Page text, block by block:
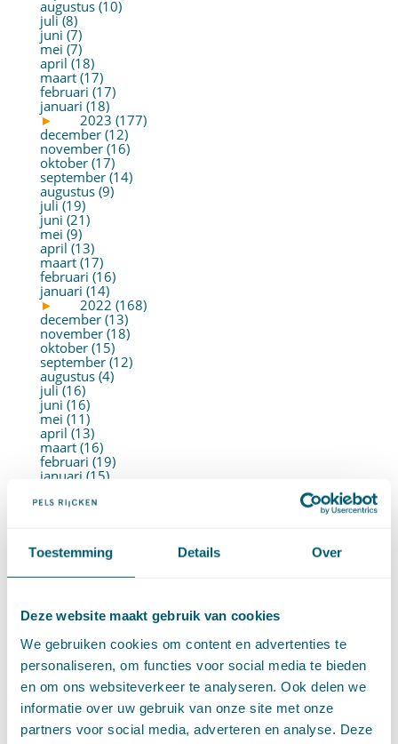
Toestemming Details Over
Deze website maakt gebruik van cookies
We gebruiken cookies om content en advertenties te
personaliseren, om functies voor social media te bieden
en om ons websiteverkeer te analyseren. Ook delen we
informatie over uw gebruik van onze site met onze
partners voor social media, adverteren en analyse. Deze
augustus (10)
juli (8)
juni (7)
mei (7)
april (18)
maart (17)
februari (17)
januari (18)
►
2023 (177)
december (12)
november (16)
oktober (17)
september (14)
augustus (9)
juli (19)
juni (21)
mei (9)
april (13)
maart (17)
februari (16)
januari (14)
►
2022 (168)
december (13)
november (18)
oktober (15)
september (12)
augustus (4)
juli (16)
juni (16)
mei (11)
april (13)
maart (16)
februari (19)
januari (15)
december (15)
september (4)
augustus (7)
juli (4)
april (11)
februari (11)
januari (15)
►
2020 (154)
december (6)
november (14)
oktober (14)
september (8)